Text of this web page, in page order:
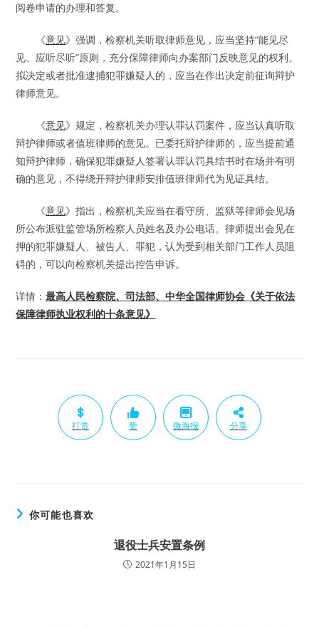
阅卷申请的办理和答复。
《意见》强调，检察机关听取律师意见，应当坚持“能见尽
见、应听尽听”原则，充分保障律师向办案部门反映意见的权利。
拟决定或者批准逮捕犯罪嫌疑人的，应当在作出决定前征询辩护
律师意见。
《意见》规定，检察机关办理认罪认罚案件，应当认真听取
辩护律师或者值班律师的意见。已委托辩护律师的，应当提前通
知辩护律师，确保犯罪嫌疑人签署认罪认罚具结书时在场并有明
确的意见，不得绕开辩护律师安排值班律师代为见证具结。
《意见》指出，检察机关应当在看守所、监狱等律师会见场
所公布派驻监管场所检察人员姓名及办公电话。律师提出会见在
押的犯罪嫌疑人、被告人、罪犯，认为受到相关部门工作人员阻
碍的，可以向检察机关提出控告申诉。
详情：最高人民检察院、司法部、中华全国律师协会《关于依法
保障律师执业权利的十条意见》
打赏 赞 微海报 分享
你可能也喜欢
退役士兵安置条例
2021年1月15日